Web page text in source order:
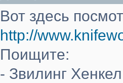
Вот здесь
http://
Поищите:
- Звилинг